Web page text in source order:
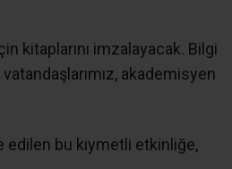
kitaplarını imzalayacak. Bilgi
akademisyen
edilen bu kıymetli etkinliğe,